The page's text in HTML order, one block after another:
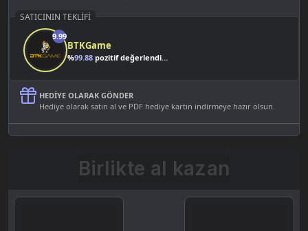
SATICININ TEKLIFI
9.99
BTKGame
%99.88 pozitif değerlendirme
HEDIYE OLARAK GÖNDER
Hediye olarak satın al ve PDF hediye kartın indirmeye hazır olsun.
Birlikte al kazan